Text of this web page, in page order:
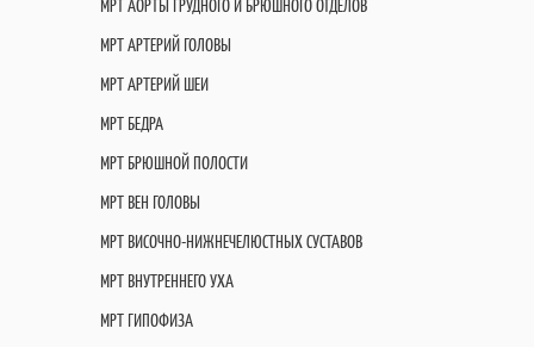
МРТ АОРТЫ ГРУДНОГО И БРЮШНОГО ОТДЕЛОВ
МРТ АРТЕРИЙ ГОЛОВЫ
МРТ АРТЕРИЙ ШЕИ
МРТ БЕДРА
МРТ БРЮШНОЙ ПОЛОСТИ
МРТ ВЕН ГОЛОВЫ
МРТ ВИСОЧНО-НИЖНЕЧЕЛЮСТНЫХ СУСТАВОВ
МРТ ВНУТРЕННЕГО УХА
МРТ ГИПОФИЗА